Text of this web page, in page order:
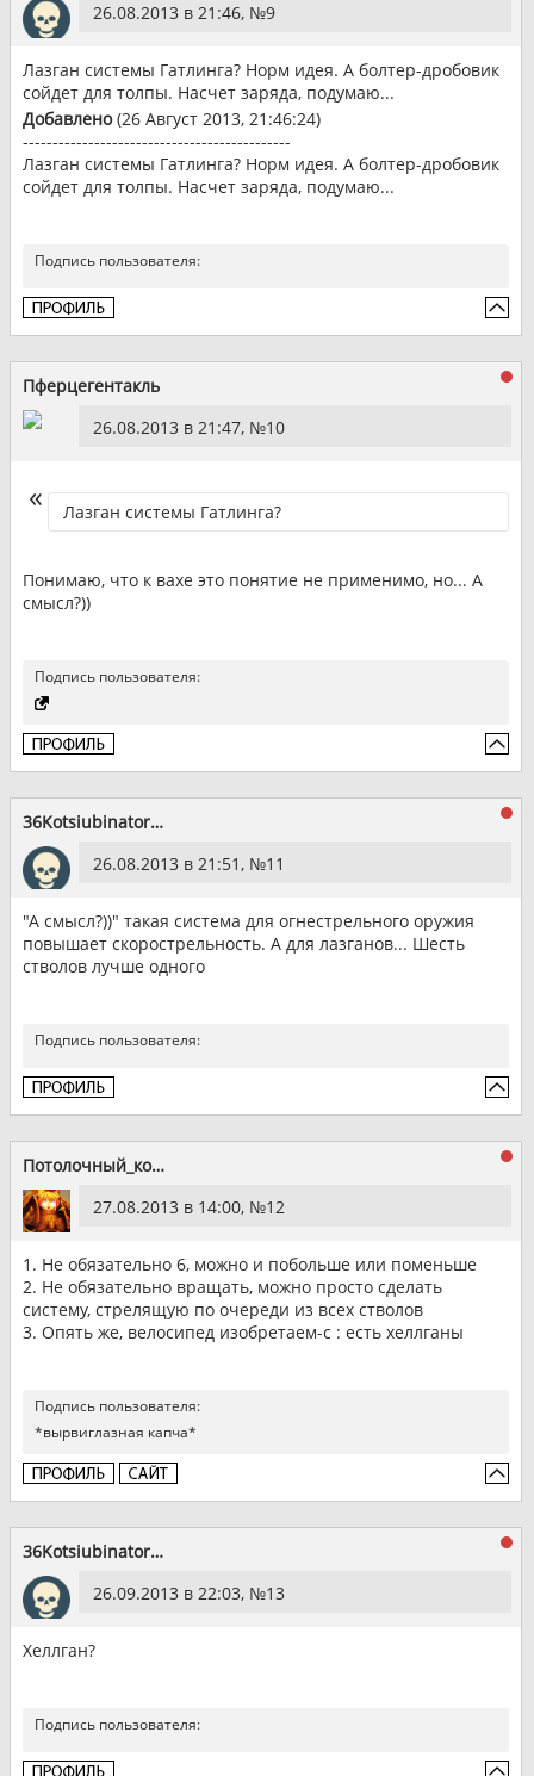
26.08.2013 в 21:46, №9
Лазган системы Гатлинга? Норм идея. А болтер-дробовик
сойдет для толпы. Насчет заряда, подумаю...
Добавлено(26 Август 2013, 21:46:24)
---------------------------------------------
Лазган системы Гатлинга? Норм идея. А болтер-дробовик
сойдет для толпы. Насчет заряда, подумаю...
Подпись пользователя:
Пферцегентакль
26.08.2013 в 21:47, №10
Лазган системы Гатлинга?
Понимаю, что к вахе это понятие не применимо, но... А
смысл?))
Подпись пользователя:
36Kotsiubinator36
26.08.2013 в 21:51, №11
"А смысл?))" такая система для огнестрельного оружия
повышает скорострельность. А для лазганов... Шесть
стволов лучше одного
Подпись пользователя:
Потолочный_котэ
27.08.2013 в 14:00, №12
1. Не обязательно 6, можно и побольше или поменьше
2. Не обязательно вращать, можно просто сделать
систему, стрелящую по очереди из всех стволов
3. Опять же, велосипед изобретаем-с : есть хеллганы
Подпись пользователя:
*вырвиглазная капча*
36Kotsiubinator36
26.09.2013 в 22:03, №13
Хеллган?
Подпись пользователя: